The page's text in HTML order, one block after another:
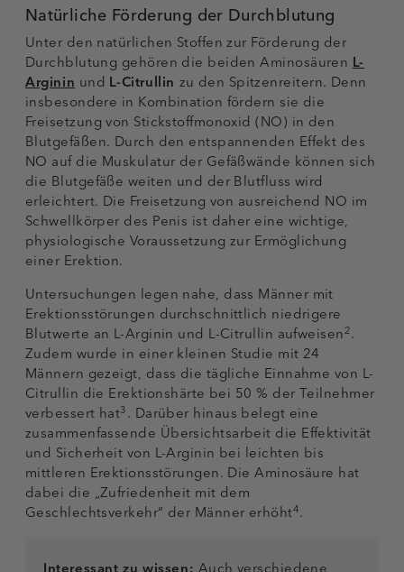
Natürliche Förderung der Durchblutung
Unter den natürlichen Stoffen zur Förderung der
Durchblutung gehören die beiden Aminosäuren L-
Arginin und L-Citrullin zu den Spitzenreitern. Denn
insbesondere in Kombination fördern sie die
Freisetzung von Stickstoffmonoxid (NO) in den
Blutgefäßen. Durch den entspannenden Effekt des
NO auf die Muskulatur der Gefäßwände können sich
die Blutgefäße weiten und der Blutfluss wird
erleichtert. Die Freisetzung von ausreichend NO im
Schwellkörper des Penis ist daher eine wichtige,
physiologische Voraussetzung zur Ermöglichung
einer Erektion.
Untersuchungen legen nahe, dass Männer mit
Erektionsstörungen durchschnittlich niedrigere
Blutwerte an L-Arginin und L-Citrullin aufweisen2.
Zudem wurde in einer kleinen Studie mit 24
Männern gezeigt, dass die tägliche Einnahme von L-
Citrullin die Erektionshärte bei 50 % der Teilnehmer
verbessert hat3. Darüber hinaus belegt eine
zusammenfassende Übersichtsarbeit die Effektivität
und Sicherheit von L-Arginin bei leichten bis
mittleren Erektionsstörungen. Die Aminosäure hat
dabei die „Zufriedenheit mit dem
Geschlechtsverkehr“ der Männer erhöht4.